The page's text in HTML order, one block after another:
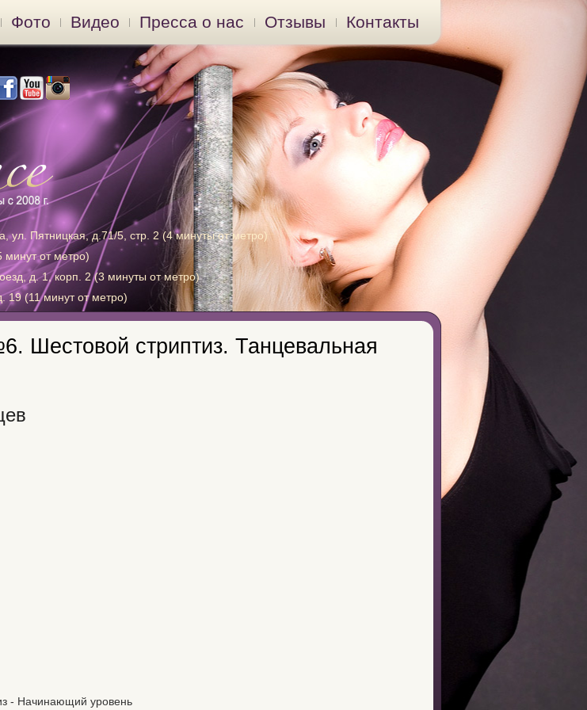
Фото Видео Пресса о нас Отзывы Контакты
ул. Пятницкая, д.71/5, стр. 2 (4 минуты от метро)
минут от метро)
д. 1, корп. 2 (3 минуты от метро)
19 (11 минут от метро)
Шестовой стриптиз. Танцевальная
- Начинающий уровень